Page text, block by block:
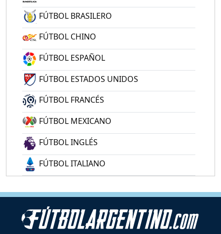
FÚTBOL BRASILERO
FÚTBOL CHINO
FÚTBOL ESPAÑOL
FÚTBOL ESTADOS UNIDOS
FÚTBOL FRANCÉS
FÚTBOL MEXICANO
FÚTBOL INGLÉS
FÚTBOL ITALIANO